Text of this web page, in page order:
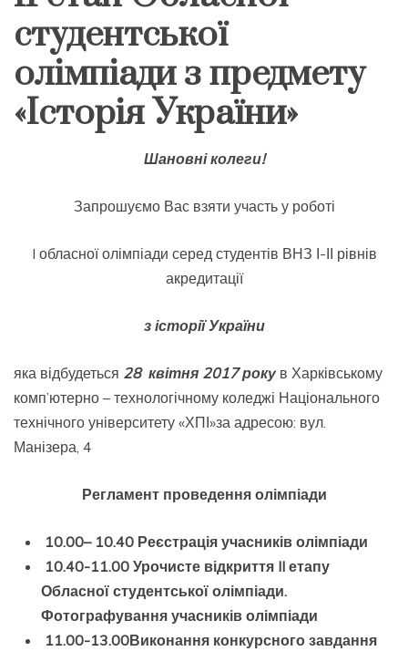
студентської
олімпіади з предмету
«Історія України»
Шановні колеги!
Запрошуємо Вас взяти участь у роботі
I обласної олімпіади серед студентів ВНЗ І-ІІ рівнів
акредитації
з історії України
яка відбудеться 28 квітня 2017рокув Харківському
комп’ютерно – технологічному коледжі Національного
технічного університету «ХПІ»за адресою: вул.
Манізера, 4
Регламент проведення олімпіади
10.00– 10.40 Реєстрація учасників олімпіади
10.40-11.00 Урочисте відкриття II етапу
Обласної студентської олімпіади.
Фотографування учасників олімпіади
11.00-13.00Виконання конкурсного завдання